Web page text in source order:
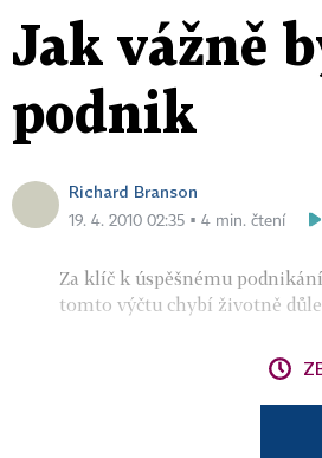
Jak vážně
podnik
Richard Branson
19. 4. 2010 02:35 ▪ 4 min. čtení
Za klíč k úspěšnému
tomto výčtu chybí životně